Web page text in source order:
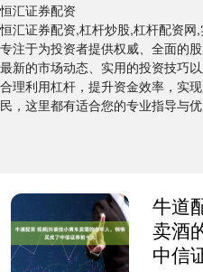
恒汇证券配资
恒汇证券配资,杠杆炒股,杠杆配资
专注于为投资者提供权威、全面的
最新的市场动态、实用的投资技巧
合理利用杠杆，提升资金效率，实
民，这里都有适合您的专业指导与
牛道
卖酒
中信